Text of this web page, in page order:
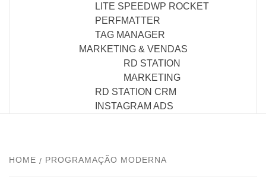
LITE SPEEDWP ROCKET
PERFMATTER
TAG MANAGER
MARKETING & VENDAS
RD STATION
MARKETING
RD STATION CRM
INSTAGRAM ADS
HOME PROGRAMAÇÃO MODERNA